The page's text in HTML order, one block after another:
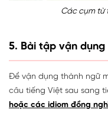
Các cụm từ
5. Bài tập vận
Để vận dụng thành ngữ
câu tiếng Việt sau sang
hoặc các idiom đồng